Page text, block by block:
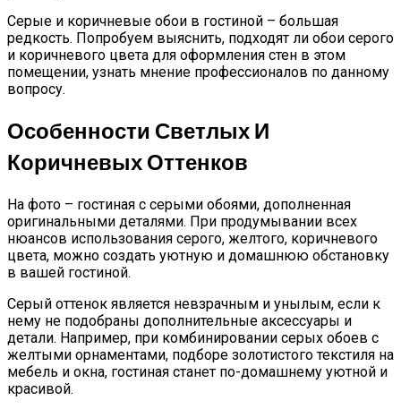
Серые и коричневые обои в гостиной – большая
редкость. Попробуем выяснить, подходят ли обои серого
и коричневого цвета для оформления стен в этом
помещении, узнать мнение профессионалов по данному
вопросу.
Особенности Светлых И
Коричневых Оттенков
На фото – гостиная с серыми обоями, дополненная
оригинальными деталями. При продумывании всех
нюансов использования серого, желтого, коричневого
цвета, можно создать уютную и домашнюю обстановку
в вашей гостиной.
Серый оттенок является невзрачным и унылым, если к
нему не подобраны дополнительные аксессуары и
детали. Например, при комбинировании серых обоев с
желтыми орнаментами, подборе золотистого текстиля на
мебель и окна, гостиная станет по-домашнему уютной и
красивой.